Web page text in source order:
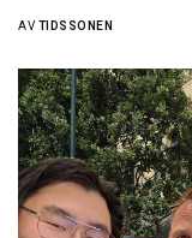
AV TIDSSONEN